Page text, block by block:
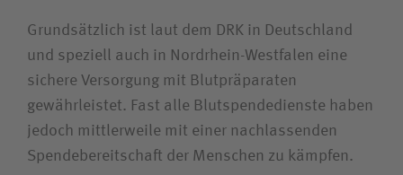
Grundsätzlich ist laut dem DRK in Deutschland
und speziell auch in Nordrhein-Westfalen eine
sichere Versorgung mit Blutpräparaten
gewährleistet. Fast alle Blutspendedienste haben
jedoch mittlerweile mit einer nachlassenden
Spendebereitschaft der Menschen zu kämpfen.